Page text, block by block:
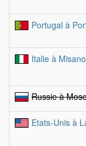
Portugal à
Italie à Misano
Russie à
Etats-Unis à